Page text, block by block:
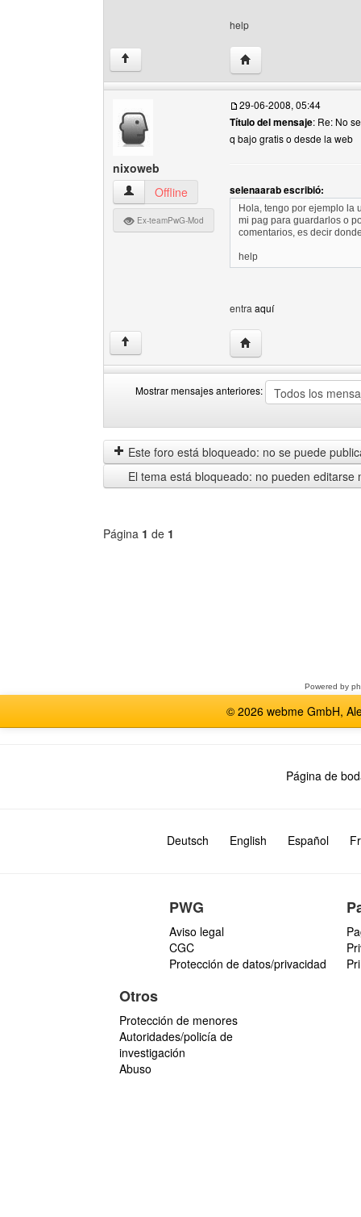
help
↑ Visitar sitio web del
nixoweb
nixoweb Ver perfil del usuario
Offline
Ex-teamPwG-Mod
29-06-2008, 05:44
Título del mensaje: Re: No
q bajo gratis o desde la web
selenaarab escribió:
Hola, tengo por ejemplo la
mi pag para guardarlos o
comentarios, es decir
help
entra aquí
↑ Visitar sitio web del
Mostrar mensajes anteriores:
mensajes
anteriores
by
Este foro está bloqueado: no se puede
El tema está bloqueado: no pueden editarse
Página 1 de 1
Powered by
© 2026 webme GmbH,
Página de
Deutsch English Español
PWG
Aviso legal
CGC
Protección de datos/privacidad
Otros
Protección de menores
Autoridades/policía de
investigación
Abuso